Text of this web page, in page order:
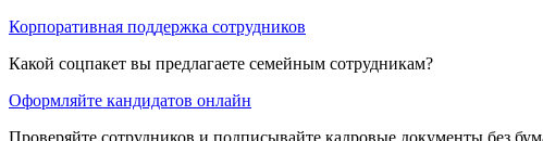
Корпоративная поддержка сотрудников
Какой соцпакет вы предлагаете семейным сотрудникам?
Оформляйте кандидатов онлайн
Проверяйте сотрудников и подписывайте кадровые документы без